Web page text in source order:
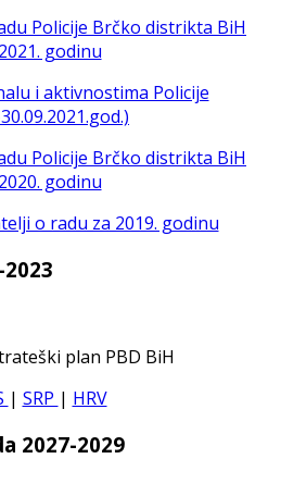
Policije Brčko distrikta BiH
godinu
i aktivnostima Policije
Policije Brčko distrikta BiH
godinu
o radu za 2019. godinu
plan PBD BiH
| SRP | HRV
2027-2029